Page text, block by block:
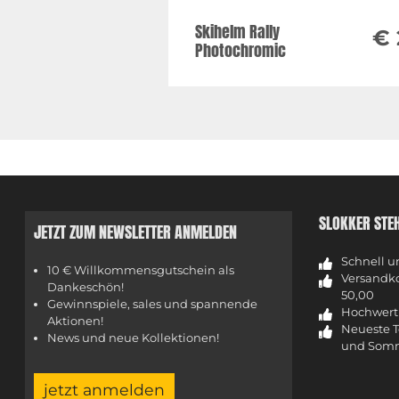
Skihelm Rally
Photochromic €
JETZT ZUM NEWSLETTER ANMELDEN
10 € Willkommensgutschein als
Dankeschön!
Gewinnspiele, sales und spannende
Aktionen!
News und neue Kollektionen!
jetzt anmelden
SLOKKER
Schnell
50,00
Neueste
und